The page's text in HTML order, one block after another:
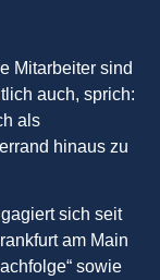
Mitarbeiter sind
auch, sprich:
als
hinaus zu
sich seit
am Main
sowie